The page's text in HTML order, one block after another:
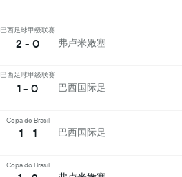
巴西足球甲级联赛
2 - 0 弗卢米嫩塞
巴西足球甲级联赛
1 - 0 巴西国际足
Copa do Brasil
1 - 1 巴西国际足
Copa do Brasil